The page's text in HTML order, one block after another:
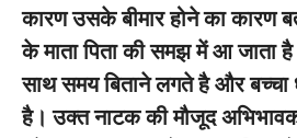
कारण उसके बीमार होने का कारण
के माता पिता की समझ में आ जाता
साथ समय बिताने लगते है और बच्चा
है। उक्त नाटक की मौजूद